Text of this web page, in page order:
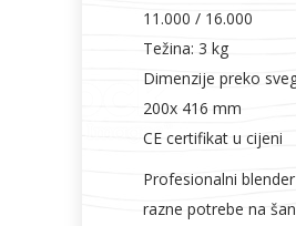
11.000 / 16.000
Težina: 3 kg
Dimenzije preko
200x 416 mm
CE certifikat u cijeni
Profesionalni
razne potrebe na